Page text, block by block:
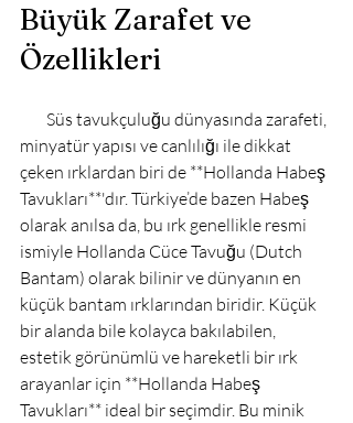
Büyük Zarafet ve
Özellikleri
minyatür yapısı ve canlılığı ile dikkat
çeken ırklardan biri de **Hollanda Habeş
Tavukları**'dır. Türkiye’de bazen Habeş
olarak anılsa da, bu ırk genellikle resmi
ismiyle Hollanda Cüce Tavuğu (Dutch
Bantam) olarak bilinir ve dünyanın en
küçük bantam ırklarından biridir. Küçük
bir alanda bile kolayca bakılabilen,
estetik görünümlü ve hareketli bir ırk
arayanlar için **Hollanda Habeş
Tavukları** ideal bir seçimdir. Bu minik